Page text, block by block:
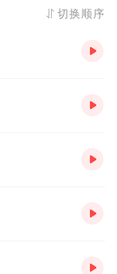
切换顺序